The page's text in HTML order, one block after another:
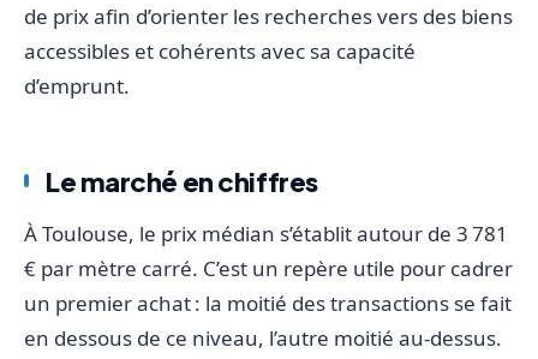
de prix afin d’orienter les recherches vers des biens
accessibles et cohérents avec sa capacité
d’emprunt.
Le marché en chiffres
À Toulouse, le prix médian s’établit autour de 3 781
€ par mètre carré. C’est un repère utile pour cadrer
un premier achat : la moitié des transactions se fait
en dessous de ce niveau, l’autre moitié au-dessus.